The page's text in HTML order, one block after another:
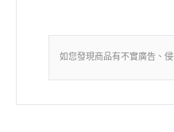
如您發現商品有不實廣告、